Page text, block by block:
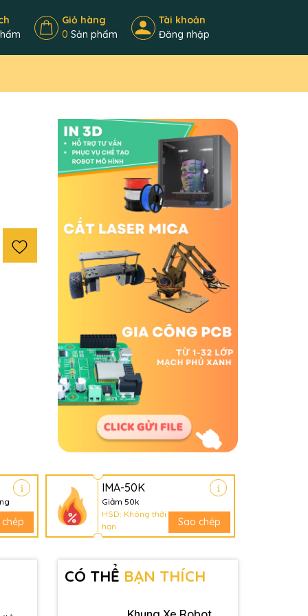
Giỏ hàng
0 Sản phẩm
Tài khoản
Đăng nhập
IMA-50K
Giảm 50k
HSD: Không thời
hạn
Sao chép
CÓ THỂ BẠN THÍCH